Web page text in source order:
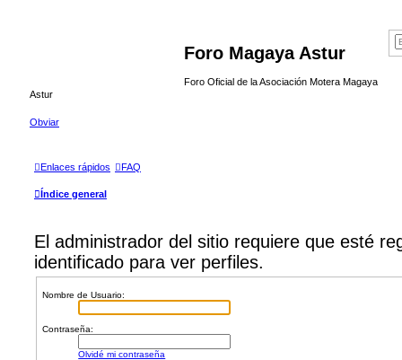
Foro Magaya Astur
Foro Oficial de la Asociación Motera Magaya
Astur
Obviar
Enlaces rápidos FAQ
Índice general
El administrador del sitio requiere que esté
identificado para ver perfiles.
Nombre de Usuario:
Contraseña:
Olvidé mi contraseña